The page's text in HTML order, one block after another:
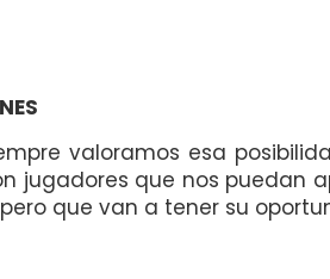
valoramos esa
jugadores que nos puedan
que van a tener su